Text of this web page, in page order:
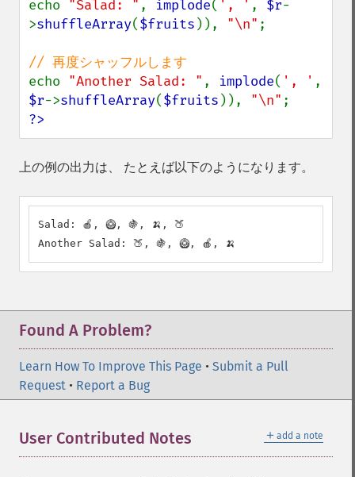
echo "Salad: " , implode( ', ' , $r-
>shuffleArray($fruits )), "\n" ;
echo "Another Salad: " , implode( ', '
$r->shuffleArray($fruits )), "\n"
?>
上の例の出力は、 たとえば以下のようになります。
Salad: 🍎, 🥝, 🍇, 🍌, 🍑
Another Salad: 🍑, 🍇, 🥝, 🍎, 🍌
Found A Problem?
Learn How To Improve This Page • Submit a Pull
Request • Report a Bug
＋ add a note
User Contributed Notes